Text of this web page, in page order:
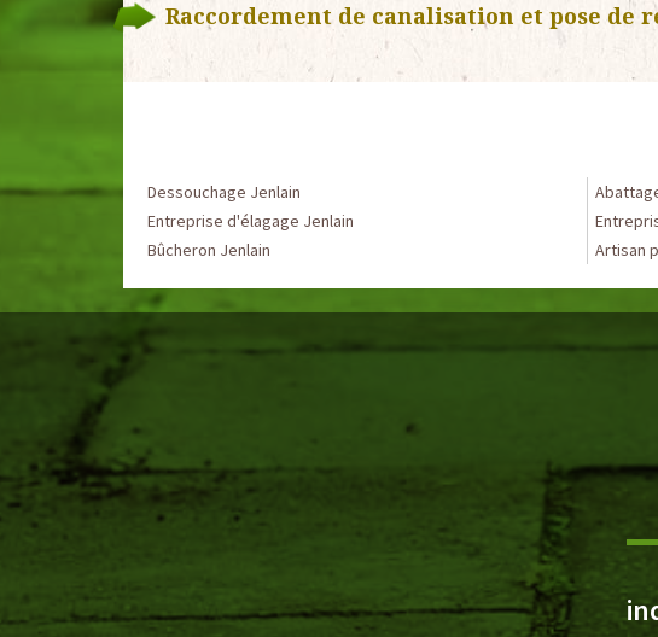
Raccordement de canalisation et pose de
Dessouchage Jenlain
Entreprise d'élagage Jenlain
Bûcheron Jenlain
Artisan